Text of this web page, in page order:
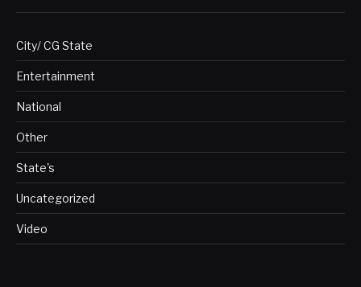
City/ CG State
Entertainment
National
Other
State's
Uncategorized
Video